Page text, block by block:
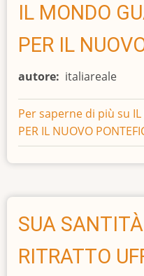
IL MONDO
PER IL
autore italiareale
Per saperne di più su
PER IL NUOVO
SUA
RITRATTO